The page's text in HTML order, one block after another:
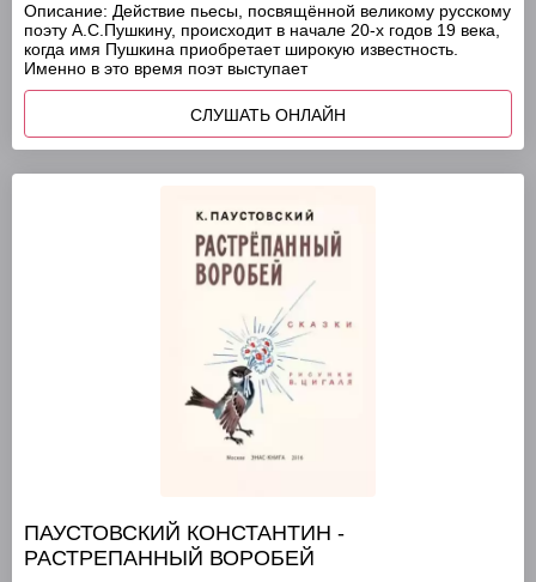
Описание: Действие пьесы, посвящённой великому русскому
поэту А.С.Пушкину, происходит в начале 20-х годов 19 века,
когда имя Пушкина приобретает широкую известность.
Именно в это время поэт выступает
СЛУШАТЬ ОНЛАЙН
ПАУСТОВСКИЙ КОНСТАНТИН -
РАСТРЕПАННЫЙ ВОРОБЕЙ